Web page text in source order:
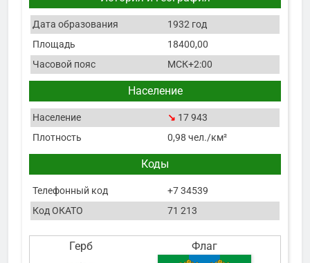
Дата образования
1932 год
Площадь
18400,00
Часовой пояс
МСК+2:00
Население
Население ↘ 17 943
Плотность
0,98 чел./км²
Коды
Телефонный код
+7 34539
Код ОКАТО
71 213
Герб Флаг